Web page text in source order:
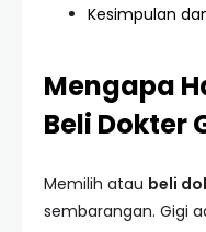
Kesimpulan
Mengapa
Beli Dokter
Memilih atau beli
sembarangan. Gigi